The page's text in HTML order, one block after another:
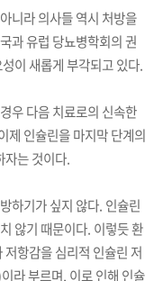
니라 의사들 역시 처방을
과 유럽 당뇨병학회의 권
이 새롭게 부각되고 있다.
우 다음 치료로의 신속한
제 인슐린을 마지막 단계의
자는 것이다.
하기가 싶지 않다. 인슐린
않기 때문이다. 이렇듯 환
항감을 심리적 인슐린 저
부르며, 이로 인해 인슐